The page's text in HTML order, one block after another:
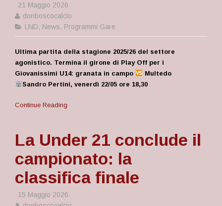
21 Maggio 2026
donboscocalcio
LND, News, Programmi Gare
Ultima partita della stagione 2025/26 del settore
agonistico. Termina il girone di Play Off per i
Giovanissimi U14: granata in campo
Multedo
Sandro Pertini, venerdì 22/05 ore 18,30
Continue Reading
La Under 21 conclude il
campionato: la
classifica finale
15 Maggio 2026